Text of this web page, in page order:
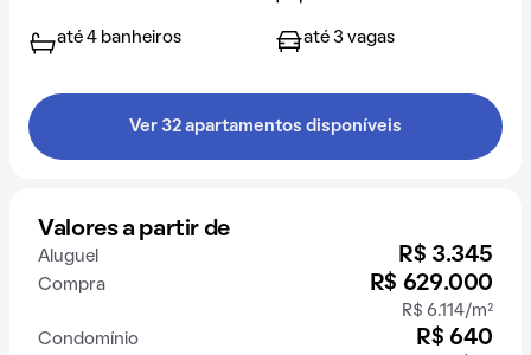
até 4 banheiros até 3 vagas
Ver 32 apartamentos disponíveis
Valores a partir de
Aluguel R$ 3.345
Compra R$ 629.000
R$ 6.114/m²
Condomínio
R$ 640